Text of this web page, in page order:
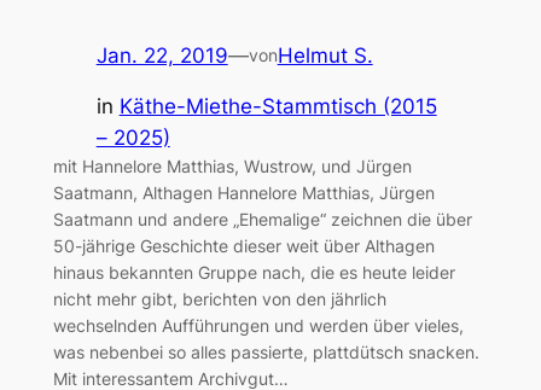
Jan. 22, 2019—vonHelmut S.
in Käthe-Miethe-Stammtisch (2015
– 2025)
mit Hannelore Matthias, Wustrow, und Jürgen
Saatmann, Althagen Hannelore Matthias, Jürgen
Saatmann und andere „Ehemalige“ zeichnen die über
50-jährige Geschichte dieser weit über Althagen
hinaus bekannten Gruppe nach, die es heute leider
nicht mehr gibt, berichten von den jährlich
wechselnden Aufführungen und werden über vieles,
was nebenbei so alles passierte, plattdütsch snacken.
Mit interessantem Archivgut…